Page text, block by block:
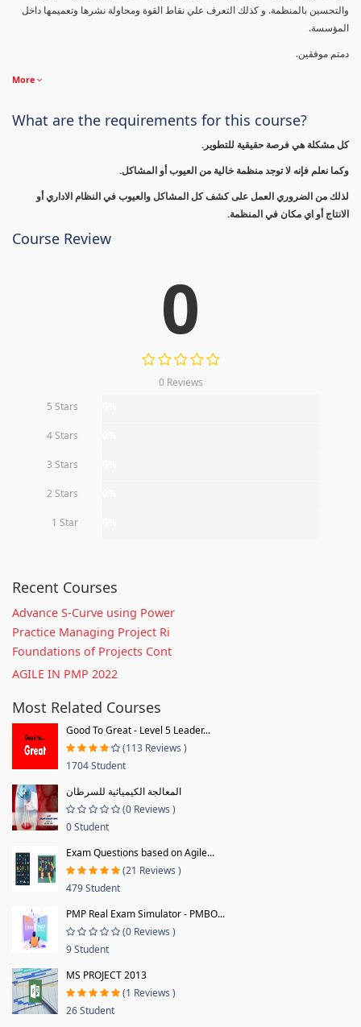
والتحسين بالمنظمة. و كذلك التعرف علي نقاط القوة ومحاولة نشرها وتعميمها داخل
المؤسسة.
دمتم موفقين.
More
What are the requirements for this course?
كل مشكلة هي فرصة حقيقية للتطوير.
وكما نعلم فإنه لا توجد منظمة خالية من العيوب أو المشاكل.
لذلك من الضروري العمل على كشف كل المشاكل والعيوب في النظام الاداري أو
الانتاج أو اي مكان في المنظمة.
Course Review
0
0 Reviews
5 Stars
4 Stars
3 Stars
2 Stars
1 Star
Recent Courses
Advance S-Curve using Power
Practice Managing Project Ri
Foundations of Projects Cont
AGILE IN PMP 2022
Most Related Courses
Good To Great - Level 5 Leader...
(113 Reviews )
1704 Student
المعالجة الكيميائية للسرطان
(0 Reviews )
0 Student
Exam Questions based on Agile...
(21 Reviews )
479 Student
PMP Real Exam Simulator - PMBO...
(0 Reviews )
9 Student
MS PROJECT 2013
(1 Reviews )
26 Student